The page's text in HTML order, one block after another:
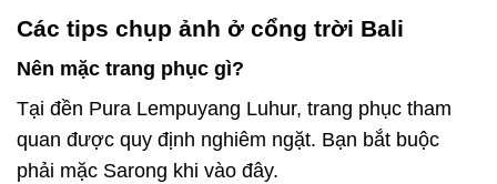
Các tips chụp ảnh ở cổng trời Bali
Nên mặc trang phục gì?
Tại đền Pura Lempuyang Luhur, trang phục tham
quan được quy định nghiêm ngặt. Bạn bắt buộc
phải mặc Sarong khi vào đây.